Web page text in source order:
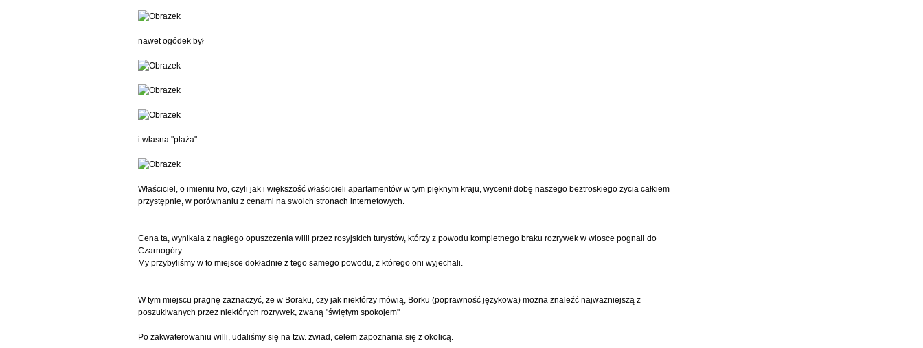
nawet ogódek był
i własna "plaża"
Właściciel, o imieniu Ivo, czyli jak i większość właścicieli apartamentów w tym pięknym kraju, wycenił dobę naszego beztroskiego życia całkiem
przystępnie, w porównaniu z cenami na swoich stronach internetowych.
Cena ta, wynikała z nagłego opuszczenia willi przez rosyjskich turystów, którzy z powodu kompletnego braku rozrywek w wiosce pognali do
Czarnogóry.
My przybyliśmy w to miejsce dokładnie z tego samego powodu, z którego oni wyjechali.
W tym miejscu pragnę zaznaczyć, że w Boraku, czy jak niektórzy mówią, Borku (poprawność językowa) można znaleźć najważniejszą z
poszukiwanych przez niektórych rozrywek, zwaną "świętym spokojem"
Po zakwaterowaniu willi, udaliśmy się na tzw. zwiad, celem zapoznania się z okolicą.